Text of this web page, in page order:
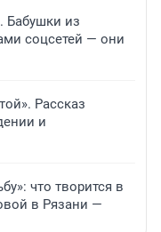
Бабушки из
соцсетей — они
Рассказ
и
что творится в
в Рязани —